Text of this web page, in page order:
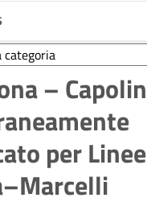
–
per Linee